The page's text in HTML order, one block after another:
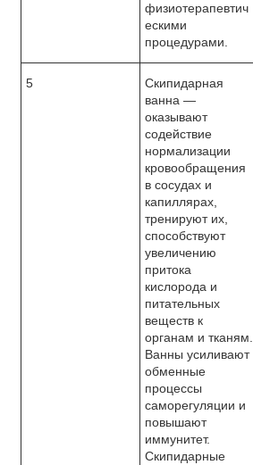
физиотерапевтич
ескими
процедурами.
5
Скипидарная
ванна —
оказывают
содействие
нормализации
кровообращения
в сосудах и
капиллярах,
тренируют их,
способствуют
увеличению
притока
кислорода и
питательных
веществ к
органам и тканям.
Ванны усиливают
обменные
процессы
саморегуляции и
повышают
иммунитет.
Скипидарные